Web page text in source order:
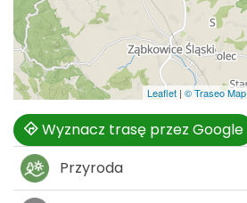
Leaflet | © Traseo Map
Wyznacz trasę przez Google
Przyroda